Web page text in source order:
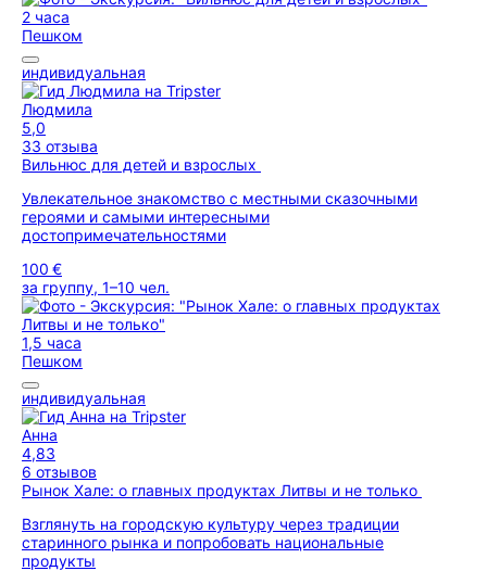
2 часа
Пешком
индивидуальная
Людмила
5,0
33 отзыва
Вильнюс для детей и взрослых
Увлекательное знакомство с местными сказочными
героями и самыми интересными
достопримечательностями
100 €
за группу, 1–10 чел.
1,5 часа
Пешком
индивидуальная
Анна
4,83
6 отзывов
Рынок Хале: о главных продуктах Литвы и не только
Взглянуть на городскую культуру через традиции
старинного рынка и попробовать национальные
продукты